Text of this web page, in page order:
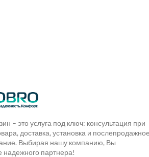
– это услуга под ключ: консультация при
доставка, установка и послепродажное
Выбирая нашу компанию, Вы
надежного партнера!